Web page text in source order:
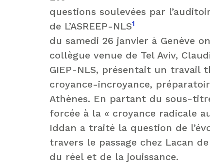
questions soulevées par
de L’ASREEP-NLS1
du samedi 26 janvier à Genève
collègue venue de Tel Aviv,
GIEP-NLS, présentait un travail
croyance-incroyance,
Athènes. En partant du sous-
forcée à la « croyance radicale
Iddan a traité la question de
travers le passage chez Lacan
du réel et de la jouissance.